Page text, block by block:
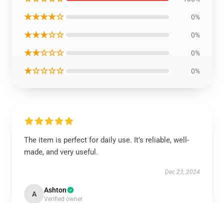
★★★★☆ 0%
★★★☆☆ 0%
★★☆☆☆ 0%
★☆☆☆☆ 0%
The item is perfect for daily use. It’s reliable, well-
made, and very useful.
Dec 23, 2024
A Ashton
Verified owner